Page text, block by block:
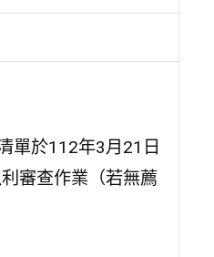
單於112年3月21日
審查作業（若無薦